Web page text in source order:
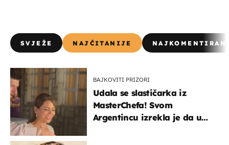
SVJEŽE NAJČITANIJE
BAJKOVITI PRIZORI
Udala se slastičarka iz
MasterChefa! Svom
Argentincu izrekla je da u